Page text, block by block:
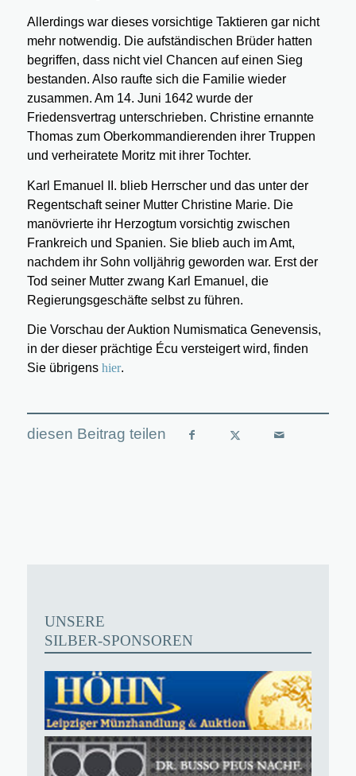
Allerdings war dieses vorsichtige Taktieren gar nicht
mehr notwendig. Die aufständischen Brüder hatten
begriffen, dass nicht viel Chancen auf einen Sieg
bestanden. Also raufte sich die Familie wieder
zusammen. Am 14. Juni 1642 wurde der
Friedensvertrag unterschrieben. Christine ernannte
Thomas zum Oberkommandierenden ihrer Truppen
und verheiratete Moritz mit ihrer Tochter.
Karl Emanuel II. blieb Herrscher und das unter der
Regentschaft seiner Mutter Christine Marie. Die
manövrierte ihr Herzogtum vorsichtig zwischen
Frankreich und Spanien. Sie blieb auch im Amt,
nachdem ihr Sohn volljährig geworden war. Erst der
Tod seiner Mutter zwang Karl Emanuel, die
Regierungsgeschäfte selbst zu führen.
Die Vorschau der Auktion Numismatica Genevensis,
in der dieser prächtige Écu versteigert wird, finden
Sie übrigens hier.
UNSERE
SILBER-SPONSOREN